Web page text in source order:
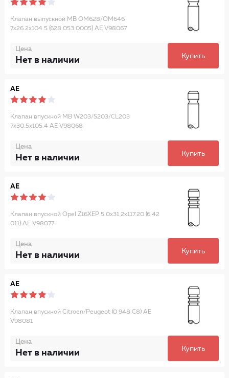
Клапан выпускной MB OM628/OM646
7x26.2x104.5 (628 053 0005) AE V98067
Цена
Нет в наличии Купить
AE
Клапан впускной MB W203/S203/CL203
7x30.5x105.4 AE V98068
Цена
Нет в наличии Купить
AE
Клапан впускной Opel Z16XEP 5.0x31.2x117.20 (6 42
011) AE V98077
Цена
Нет в наличии Купить
AE
Клапан впускной Citroen/Peugeot (0 948.C8) AE
V98081
Цена
Нет в наличии Купить